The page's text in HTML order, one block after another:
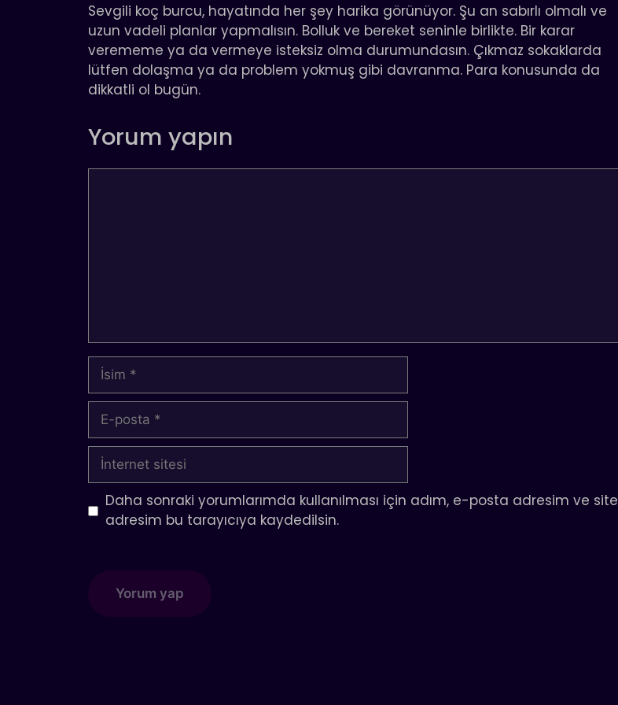
Sevgili koç burcu, hayatında her şey harika görünüyor. Şu an sabırlı olmalı ve
uzun vadeli planlar yapmalısın. Bolluk ve bereket seninle birlikte. Bir karar
verememe ya da vermeye isteksiz olma durumundasın. Çıkmaz sokaklarda
lütfen dolaşma ya da problem yokmuş gibi davranma. Para konusunda da
dikkatli ol bugün.
Yorum yapın
İsim
posta
İnternet
sitesi
Daha sonraki yorumlarımda kullanılması için adım, e-posta adresim ve site
adresim bu tarayıcıya kaydedilsin.